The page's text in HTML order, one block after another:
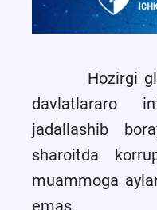
Hozirgi
davlatlararo
jadallashib
sharoitda
muammoga